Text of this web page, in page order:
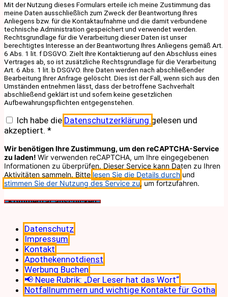
Mit der Nutzung dieses Formulars erteile ich meine Zustimmung das
meine Daten ausschließlich zum Zweck der Beantwortung Ihres
Anliegens bzw. für die Kontaktaufnahme und die damit verbundene
technische Administration gespeichert und verwendet werden.
Rechtsgrundlage für die Verarbeitung dieser Daten ist unser
berechtigtes Interesse an der Beantwortung Ihres Anliegens gemäß Art.
6 Abs. 1 lit. f DSGVO. Zielt Ihre Kontaktierung auf den Abschluss eines
Vertrages ab, so ist zusätzliche Rechtsgrundlage für die Verarbeitung
Art. 6 Abs. 1 lit. b DSGVO. Ihre Daten werden nach abschließender
Bearbeitung Ihrer Anfrage gelöscht. Dies ist der Fall, wenn sich aus den
Umständen entnehmen lässt, dass der betroffene Sachverhalt
abschließend geklärt ist und sofern keine gesetzlichen
Aufbewahrungspflichten entgegenstehen.
Ich habe die Datenschutzerklärung gelesen und
akzeptiert. *
Wir benötigen Ihre Zustimmung, um den reCAPTCHA-Service
zu laden! Wir verwenden reCAPTCHA, um Ihre eingegebenen
Informationen zu überprüfen. Dieser Service kann Daten zu Ihren
Aktivitäten sammeln. Bitte lesen Sie die Details durch und
stimmen Sie der Nutzung des Service zu, um fortzufahren.
Datenschutz
Impressum
Kontakt
Apothekennotdienst
Werbung Buchen
📢 Neue Rubrik: „Der Leser hat das Wort“
Notfallnummern und wichtige Kontakte für Gotha